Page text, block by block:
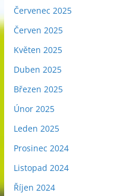
Červenec 2025
Červen 2025
Květen 2025
Duben 2025
Březen 2025
Únor 2025
Leden 2025
Prosinec 2024
Listopad 2024
Říjen 2024